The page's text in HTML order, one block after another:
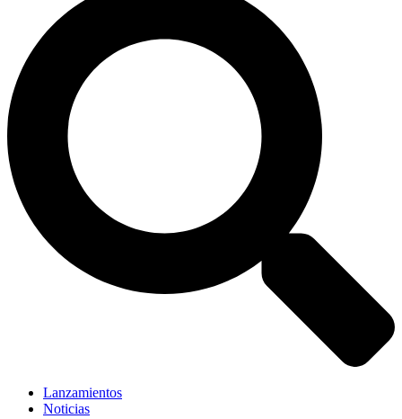
Lanzamientos
Noticias